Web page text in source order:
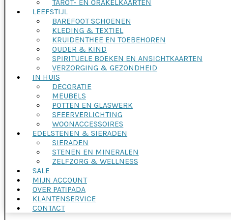
TAROT- EN ORAKELKAARTEN
LEEFSTIJL
BAREFOOT SCHOENEN
KLEDING & TEXTIEL
KRUIDENTHEE EN TOEBEHOREN
OUDER & KIND
SPIRITUELE BOEKEN EN ANSICHTKAARTEN
VERZORGING & GEZONDHEID
IN HUIS
DECORATIE
MEUBELS
POTTEN EN GLASWERK
SFEERVERLICHTING
WOONACCESSOIRES
EDELSTENEN & SIERADEN
SIERADEN
STENEN EN MINERALEN
ZELFZORG & WELLNESS
SALE
MIJN ACCOUNT
OVER PATIPADA
KLANTENSERVICE
CONTACT